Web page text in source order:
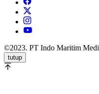
©2023. PT Indo Maritim
tutup